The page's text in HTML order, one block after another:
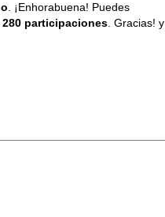
. ¡Enhorabuena! Puedes
280 participaciones . Gracias! y